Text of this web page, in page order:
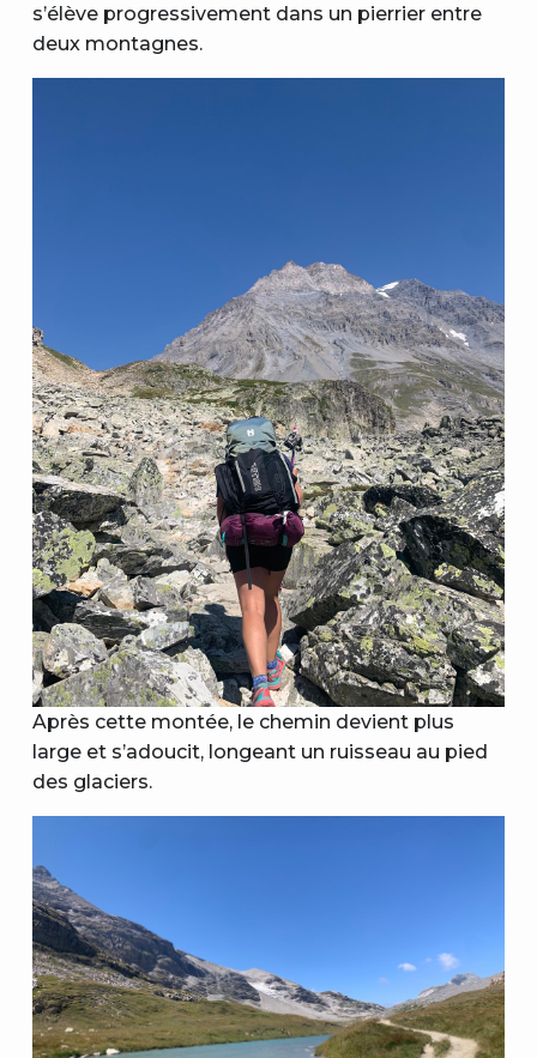
s’élève progressivement dans un pierrier entre
deux montagnes.
Après cette montée, le chemin devient plus
large et s’adoucit, longeant un ruisseau au pied
des glaciers.